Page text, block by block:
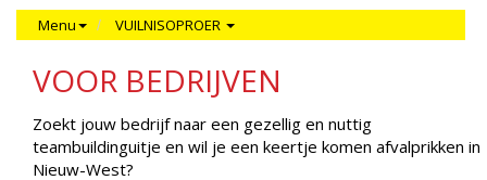
Menu VUILNISOPROER
VOOR BEDRIJVEN
Zoekt jouw bedrijf naar een gezellig en nuttig
teambuildinguitje en wil je een keertje komen afvalprikken in
Nieuw-West?